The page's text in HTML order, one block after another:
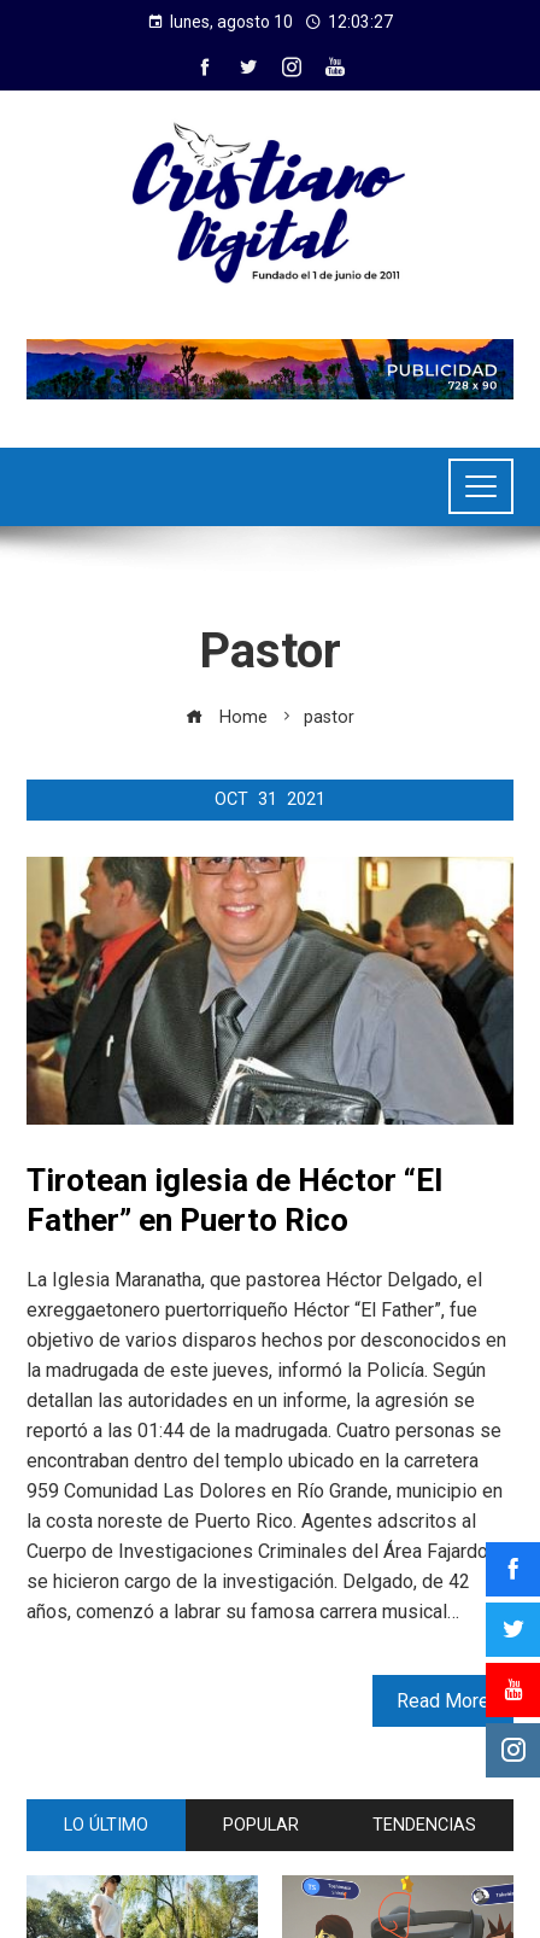
lunes, agosto 10 12:03:27
Pastor
Home pastor
OCT 31 2021
Tirotean iglesia de Héctor “El
Father” en Puerto Rico
La Iglesia Maranatha, que pastorea Héctor Delgado, el
exreggaetonero puertorriqueño Héctor “El Father”, fue
objetivo de varios disparos hechos por desconocidos en
la madrugada de este jueves, informó la Policía. Según
detallan las autoridades en un informe, la agresión se
reportó a las 01:44 de la madrugada. Cuatro personas se
encontraban dentro del templo ubicado en la carretera
959 Comunidad Las Dolores en Río Grande, municipio en
la costa noreste de Puerto Rico. Agentes adscritos al
Cuerpo de Investigaciones Criminales del Área Fajardo
se hicieron cargo de la investigación. Delgado, de 42
años, comenzó a labrar su famosa carrera musical…
Read More
LO ÚLTIMO POPULAR TENDENCIAS